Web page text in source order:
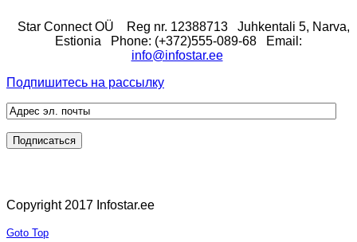
Star Connect OÜ Reg nr. 12388713
Juhkentali 5, Narva,
Estionia
Phone: (+372)555-089-68
Email:
info@infostar.ee
Подпишитесь на рассылку
Copyright 2017 Infostar.ee
Goto Top